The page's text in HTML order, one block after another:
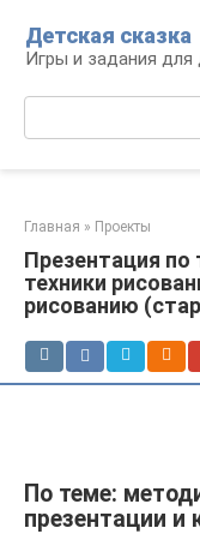
контенту
Детская сказка
Игры и задания
Главная » Проекты
Презентация
техники
рисованию
По теме:
презентации и